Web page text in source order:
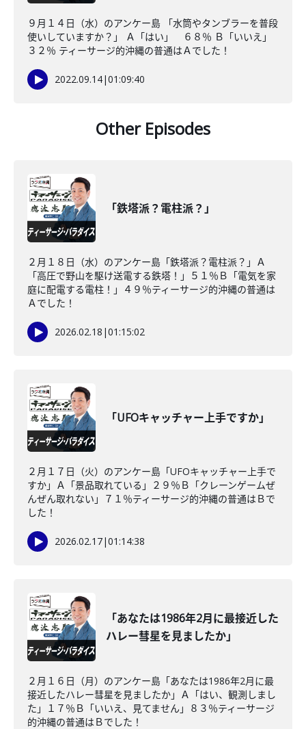
９月１４日（水）のアンケー島 「水筒やタンブラーを普段
使いしていますか？」 Ａ「はい」 ６８％ Ｂ「いいえ」
３２％ ティーサージ的沖縄の普通はＡでした！
2022.09.14|01:09:40
Other Episodes
「鉄塔派？電柱派？」
２月１８日（水）のアンケー島「鉄塔派？電柱派？」Ａ
「高圧で野山を駆け送電する鉄塔！」５１％Ｂ「電気を家
庭に配電する電柱！」４９％ティーサージ的沖縄の普通は
Ａでした！
2026.02.18 |01:15:02
「UFOキャッチャー上手ですか」
２月１７日（火）のアンケー島「UFOキャッチャー上手で
すか」Ａ「景品取れている」２９％Ｂ「クレーンゲームぜ
んぜん取れない」７１％ティーサージ的沖縄の普通はＢで
した！
2026.02.17|01:14:38
「あなたは1986年2月に最接近した
ハレー彗星を見ましたか」
２月１６日（月）のアンケー島「あなたは1986年2月に最
接近したハレー彗星を見ましたか」Ａ「はい、観測しまし
た」１７％Ｂ「いいえ、見てません」８３％ティーサージ
的沖縄の普通はＢでした！